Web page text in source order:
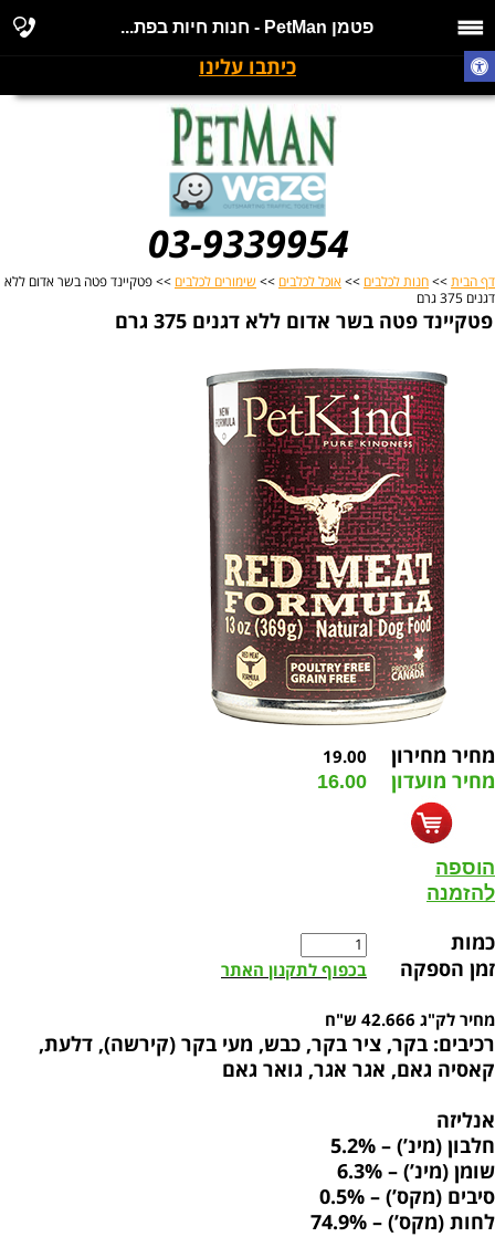
פטמן PetMan - חנות חיות בפת...
כיתבו עלינו
03-9339954
דף הבית >> חנות לכלבים >> אוכל לכלבים >> שימורים לכלבים >> פטקיינד פטה בשר אדום ללא
דגנים 375 גרם
פטקיינד פטה בשר אדום ללא דגנים 375 גרם
מחיר מחירון 19.00
מחיר מועדון 16.00
הוספה
להזמנה
כמות
זמן הספקה
בכפוף לתקנון האתר
מחיר לק"ג 42.666 ש"ח
רכיבים: בקר, ציר בקר, כבש, מעי בקר (קירשה), דלעת,
קאסיה גאם, אגר אגר, גואר גאם
אנליזה
חלבון (מינ’) – 5.2%
שומן (מינ’) – 6.3%
סיבים (מקס’) – 0.5%
לחות (מקס’) – 74.9%